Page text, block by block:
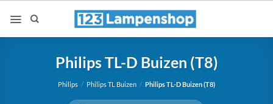
naar
Philips TL-D Buizen (T8)
Philips / Philips TL Buizen / Philips TL-D Buizen (T8)